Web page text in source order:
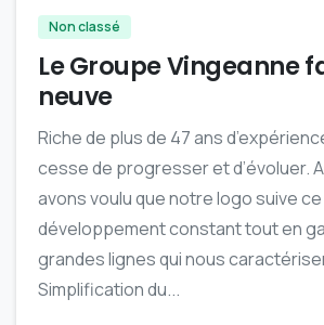
Non classé
Le Groupe Vingeanne
neuve
Riche de plus de 47 ans
cesse de progresser et d’évoluer.
avons voulu que notre logo suive ce
développement constant tout en
grandes lignes qui nous
Simplification du...